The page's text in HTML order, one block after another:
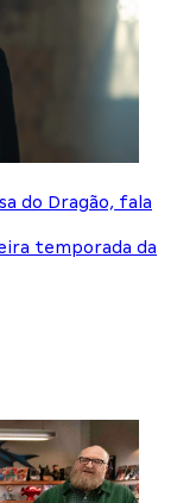
do Dragão, fala
temporada da